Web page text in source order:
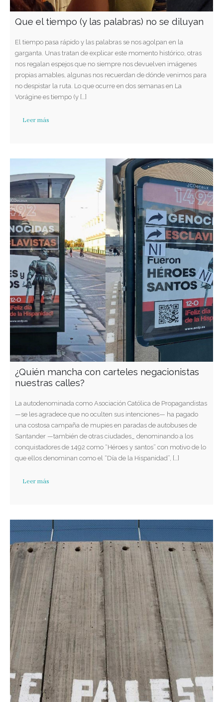
Que el tiempo (y las palabras) no se diluyan
El tiempo pasa rápido y las palabras se nos agolpan en la
garganta. Unas tratan de explicar este momento histórico, otras
nos regalan espejos que no siempre nos devuelven imágenes
propias amables, algunas nos recuerdan de dónde venimos para
no despistar la ruta. Lo que ocurre en dos semanas en La
Vorágine es tiempo (y […]
Leer más
¿Quién mancha con carteles negacionistas
nuestras calles?
La autodenominada como Asociación Católica de Propagandistas
—se les agradece que no oculten sus intenciones— ha pagado
una costosa campaña de mupies en paradas de autobuses de
Santander —también de otras ciudades_ denominando a los
conquistadores de 1492 como “Héroes y santos” con motivo de lo
que ellos denominan como el “Día de la Hispanidad”, […]
Leer más